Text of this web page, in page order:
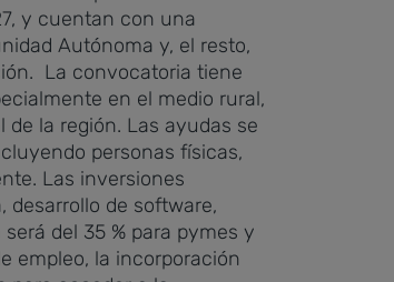
y cuentan con una
Autónoma y, el resto,
La convocatoria tiene
en el medio rural,
la región. Las ayudas se
personas físicas,
Las inversiones
de software,
del 35 % para pymes y
empleo, la incorporación